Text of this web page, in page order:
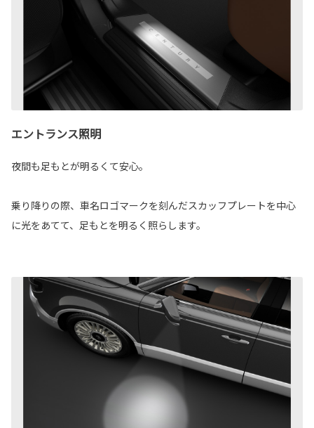
エントランス照明
夜間も足もとが明るくて安心。
乗り降りの際、車名ロゴマークを刻んだスカッフプレートを中心
に光をあてて、足もとを明るく照らします。